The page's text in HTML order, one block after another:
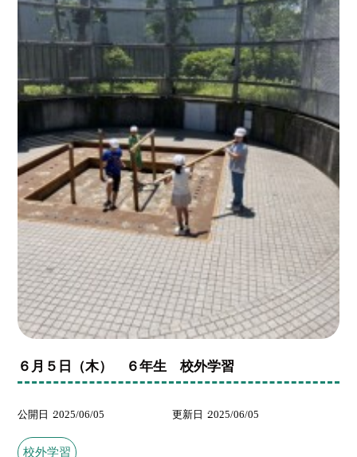
６月５日（木） ６年生 校外学習
公開日 2025/06/05 更新日 2025/06/05
校外学習